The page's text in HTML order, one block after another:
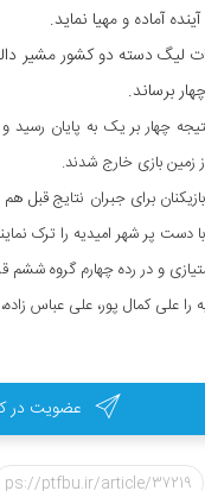
آماده و مهیا نماید.
لیگ دسته دو کشور مشیر
برساند.
چهار بر یک به پایان
بازی خارج شدند.
برای جبران نتایج قبل
پر شهر امیدیه را ترک
و در رده چهارم گروه ششم
علی کمال پور، علی عباس زاده، صادق
عضویت در